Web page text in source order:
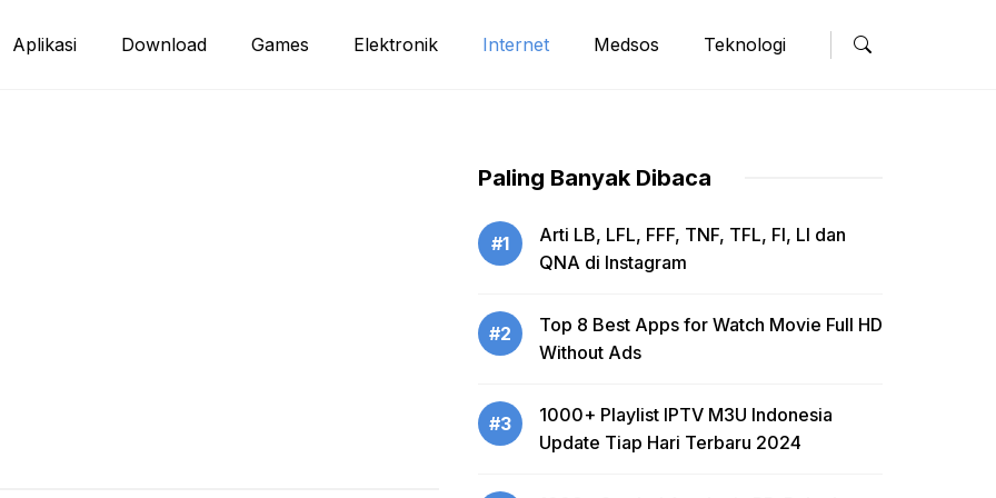
Aplikasi Download Games Elektronik Internet Medsos Teknologi
Paling Banyak Dibaca
#1
Arti LB, LFL, FFF, TNF, TFL, FI, LI dan
QNA di Instagram
#2
Top 8 Best Apps for Watch Movie Full HD
Without Ads
#3
1000+ Playlist IPTV M3U Indonesia
Update Tiap Hari Terbaru 2024